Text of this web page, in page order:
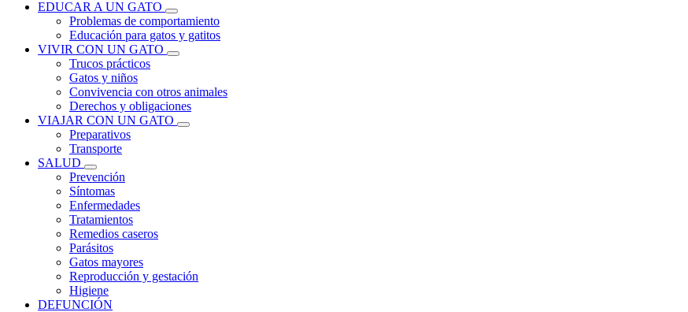
EDUCAR A UN GATO
Problemas de comportamiento
Educación para gatos y gatitos
VIVIR CON UN GATO
Trucos prácticos
Gatos y niños
Convivencia con otros animales
Derechos y obligaciones
VIAJAR CON UN GATO
Preparativos
Transporte
SALUD
Prevención
Síntomas
Enfermedades
Tratamientos
Remedios caseros
Parásitos
Gatos mayores
Reproducción y gestación
Higiene
DEFUNCIÓN